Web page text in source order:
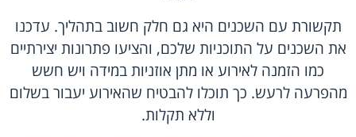
תקשורת עם השכנים היא גם חלק חשוב בתהליך. עדכנו
את השכנים על התוכניות שלכם, והציעו פתרונות יצירתיים
כמו הזמנה לאירוע או מתן אוזניות במידה ויש חשש
מהפרעה לרעש. כך תוכלו להבטיח שהאירוע יעבור בשלום
וללא תקלות.